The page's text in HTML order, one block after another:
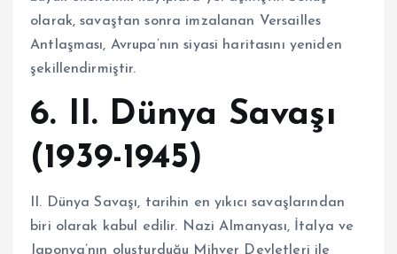
olarak, savaştan sonra imzalanan Versailles
Antlaşması, Avrupa’nın siyasi haritasını yeniden
şekillendirmiştir.
6. II. Dünya Savaşı
(1939-1945)
II. Dünya Savaşı, tarihin en yıkıcı savaşlarından
biri olarak kabul edilir. Nazi Almanyası, İtalya ve
Japonya’nın oluşturduğu Mihver Devletleri ile